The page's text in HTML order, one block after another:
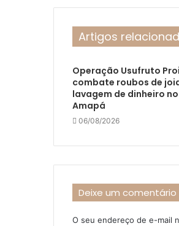
Artigos
Operação Usufruto
combate roubos de
lavagem de dinheiro no
Amapá
06/08/2026
Deixe um comentário
O seu endereço de e-mail